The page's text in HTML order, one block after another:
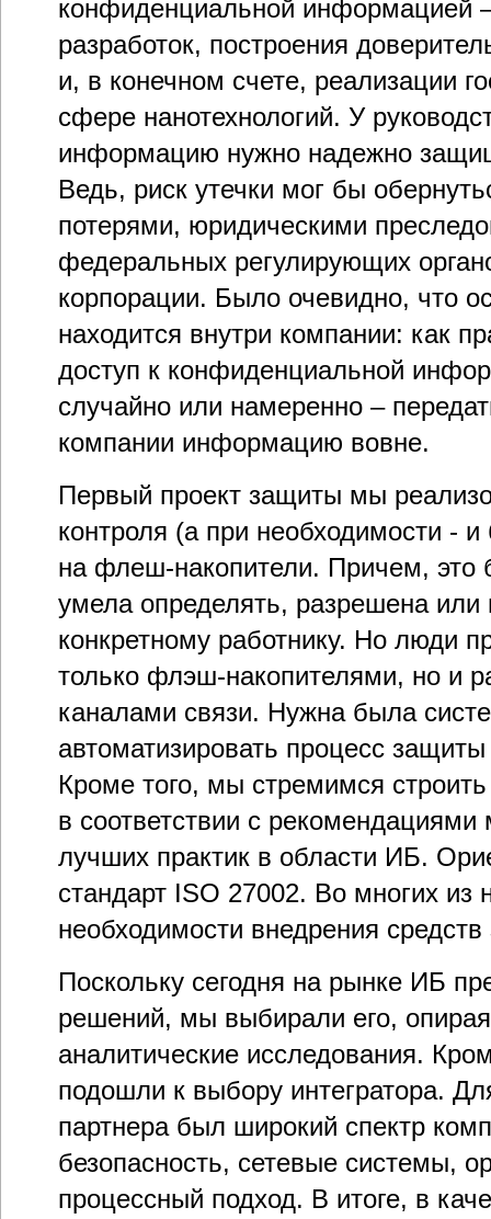
конфиденциальной информацией
разработок, построения
и, в конечном счете, реализации
сфере нанотехнологий. У
информацию нужно надежно
Ведь, риск утечки мог бы
потерями, юридическими
федеральных регулирующих
корпорации. Было очевидно, что
находится внутри компании: как
доступ к конфиденциальной
случайно или намеренно –
компании информацию вовне.
Первый проект защиты мы
контроля (а при необходимости -
на флеш-накопители. Причем, это
умела определять, разрешена или
конкретному работнику. Но люди
только флэш-накопителями, но и
каналами связи. Нужна была
автоматизировать процесс
Кроме того, мы стремимся
в соответствии с
лучших практик в области ИБ.
стандарт ISO 27002. Во многих из
необходимости внедрения
Поскольку сегодня на рынке ИБ
решений, мы выбирали его,
аналитические исследования.
подошли к выбору интегратора.
партнера был широкий спектр
безопасность, сетевые системы,
процессный подход. В итоге, в